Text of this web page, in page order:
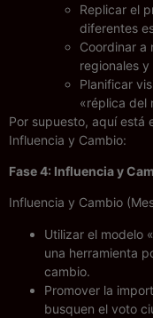
Replicar el
diferentes
Coordinar a
regionales
Planificar
«réplica del
Por supuesto, aquí está
Influencia y Cambio:
Fase 4: Influencia y
Influencia y Cambio
Utilizar el modelo
una herramienta
cambio.
Promover la
busquen el voto